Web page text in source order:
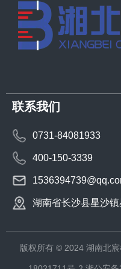
联系我们
0731-84081933
400-150-3339
湖南省长沙县星沙
版权所有 © 2024 湖南北